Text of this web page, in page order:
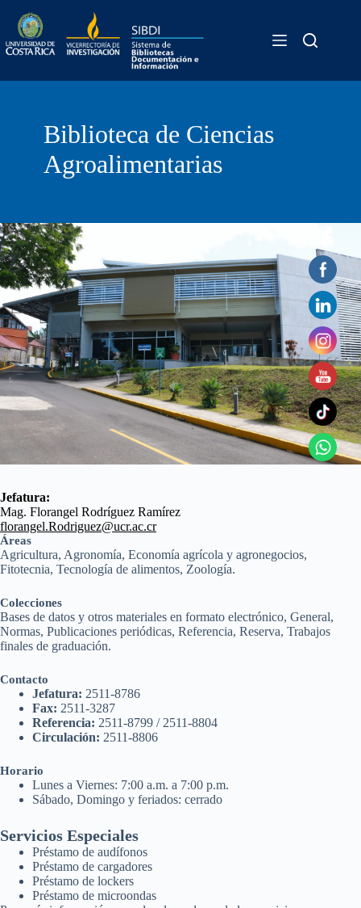
content
Biblioteca de Ciencias
Agroalimentarias
Jefatura:
Mag. Florangel Rodríguez Ramírez
florangel.Rodriguez@ucr.ac.cr
Áreas
Agricultura, Agronomía, Economía agrícola y agronegocios,
Fitotecnia, Tecnología de alimentos, Zoología.
Colecciones
Bases de datos y otros materiales en formato electrónico, General,
Normas, Publicaciones periódicas, Referencia, Reserva, Trabajos
finales de graduación.
Contacto
Jefatura: 2511-8786
Fax: 2511-3287
Referencia: 2511-8799 / 2511-8804
Circulación: 2511-8806
Horario
Lunes a Viernes: 7:00 a.m. a 7:00 p.m.
Sábado, Domingo y feriados: cerrado
Servicios Especiales
Préstamo de audífonos
Préstamo de cargadores
Préstamo de lockers
Préstamo de microondas